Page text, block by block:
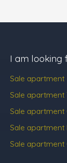
I am
Sale apartment
Sale apartment
Sale apartment
Sale apartment
Sale apartment